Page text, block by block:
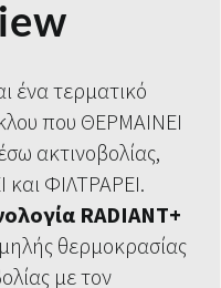
ένα τερματικό
που ΘΕΡΜΑΙΝΕΙ
ακτινοβολίας,
και ΦΙΛΤΡΑΡΕΙ.
RADIANT+
θερμοκρασίας
με τον